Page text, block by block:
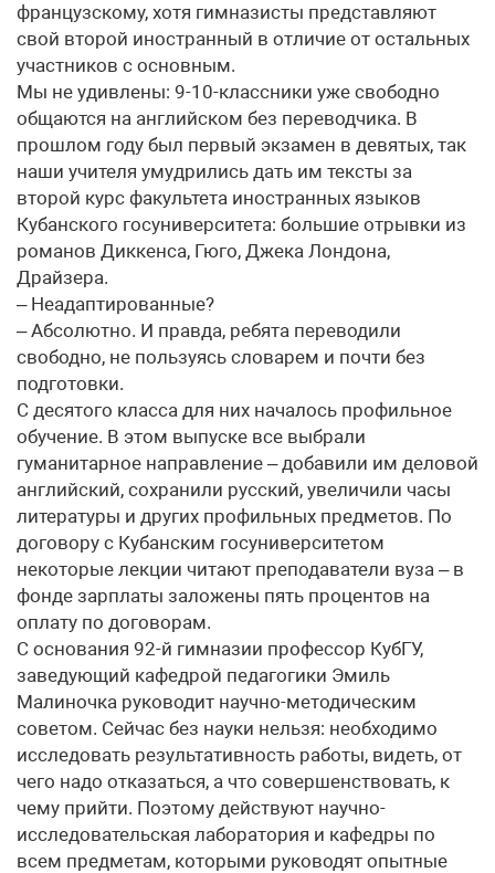
французскому, хотя гимназисты представляют
свой второй иностранный в отличие от остальных
участников с основным.
Мы не удивлены: 9-10-классники уже свободно
общаются на английском без переводчика. В
прошлом году был первый экзамен в девятых, так
наши учителя умудрились дать им тексты за
второй курс факультета иностранных языков
Кубанского госуниверситета: большие отрывки из
романов Диккенса, Гюго, Джека Лондона,
Драйзера.
– Неадаптированные?
– Абсолютно. И правда, ребята переводили
свободно, не пользуясь словарем и почти без
подготовки.
С десятого класса для них началось профильное
обучение. В этом выпуске все выбрали
гуманитарное направление – добавили им деловой
английский, сохранили русский, увеличили часы
литературы и других профильных предметов. По
договору с Кубанским госуниверситетом
некоторые лекции читают преподаватели вуза – в
фонде зарплаты заложены пять процентов на
оплату по договорам.
С основания 92-й гимназии профессор КубГУ,
заведующий кафедрой педагогики Эмиль
Малиночка руководит научно-методическим
советом. Сейчас без науки нельзя: необходимо
исследовать результативность работы, видеть, от
чего надо отказаться, а что совершенствовать, к
чему прийти. Поэтому действуют научно-
исследовательская лаборатория и кафедры по
всем предметам, которыми руководят опытные